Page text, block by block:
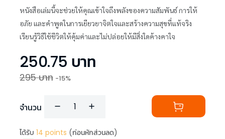
หนังสือเล่มนี้จะช่วยให้คุณเข้าใจถึงพลังของความสัมพันธ์ การให้
อภัย และคำพูดในการเยียวยาจิตใจและสร้างความสุขที่แท้จริง
เรียนรู้วิธีใช้ชีวิตให้คุ้มค่าและไม่ปล่อยให้มีสิ่งใดค้างคาใจ
250.75 บาท
295บาท -15%
จำนวน
ได้รับ 14 points (ก่อนหักส่วนลด)